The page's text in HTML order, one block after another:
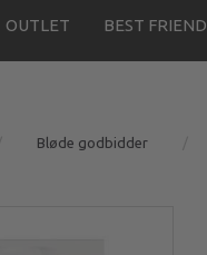
OUTLET BEST FRIEND
Bløde godbidder